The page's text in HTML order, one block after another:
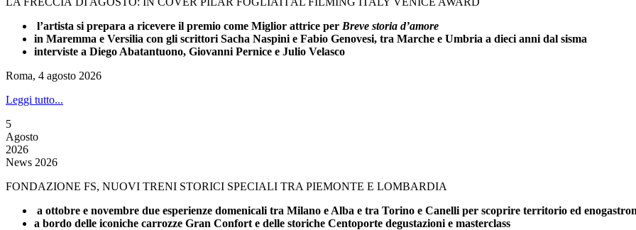
l’artista si prepara a ricevere il premio come Miglior attrice per Breve storia d’amore
in Maremma e Versilia con gli scrittori Sacha Naspini e Fabio Genovesi, tra Marche e Umbria a dieci anni dal sisma
interviste a Diego Abatantuono, Giovanni Pernice e Julio Velasco
Roma, 4 agosto 2026
Leggi tutto...
5
Agosto
2026
News 2026
FONDAZIONE FS, NUOVI TRENI STORICI SPECIALI TRA PIEMONTE E LOMBARDIA
a ottobre e novembre due esperienze domenicali tra Milano e Alba e tra Torino e Canelli per scoprire territorio ed
a bordo delle iconiche carrozze Gran Confort e delle storiche Centoporte degustazioni e masterclass